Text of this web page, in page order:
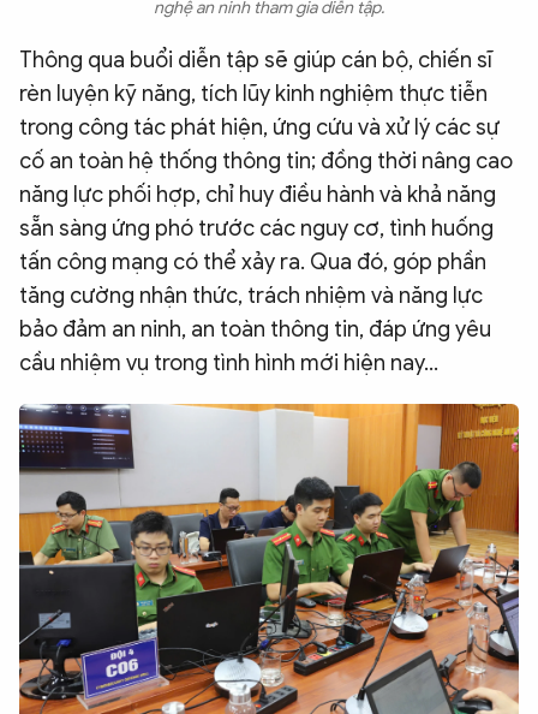
nghệ an ninh tham gia diễn tập.
Thông qua buổi diễn tập sẽ giúp cán bộ, chiến sĩ
rèn luyện kỹ năng, tích lũy kinh nghiệm thực tiễn
trong công tác phát hiện, ứng cứu và xử lý các sự
cố an toàn hệ thống thông tin; đồng thời nâng cao
năng lực phối hợp, chỉ huy điều hành và khả năng
sẵn sàng ứng phó trước các nguy cơ, tình huống
tấn công mạng có thể xảy ra. Qua đó, góp phần
tăng cường nhận thức, trách nhiệm và năng lực
bảo đảm an ninh, an toàn thông tin, đáp ứng yêu
cầu nhiệm vụ trong tình hình mới hiện nay…